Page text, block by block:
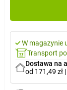
W magazynie
Transport
Dostawa na
od 171,49 zł |